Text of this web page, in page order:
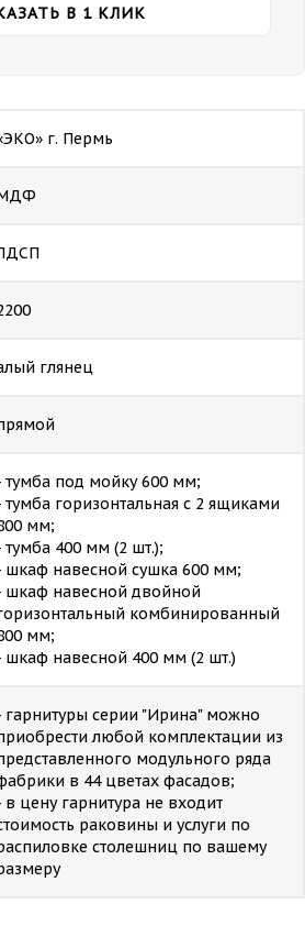
В 1 КЛИК
г. Пермь
глянец
тумба под мойку 600 мм;
тумба горизонтальная с 2 ящиками
мм;
тумба 400 мм (2 шт.);
шкаф навесной сушка 600 мм;
шкаф навесной двойной
комбинированный
мм;
шкаф навесной 400 мм (2 шт.)
гарнитуры серии "Ирина" можно
любой комплектации из
модульного ряда
в 44 цветах фасадов;
в цену гарнитура не входит
раковины и услуги по
столешниц по вашему